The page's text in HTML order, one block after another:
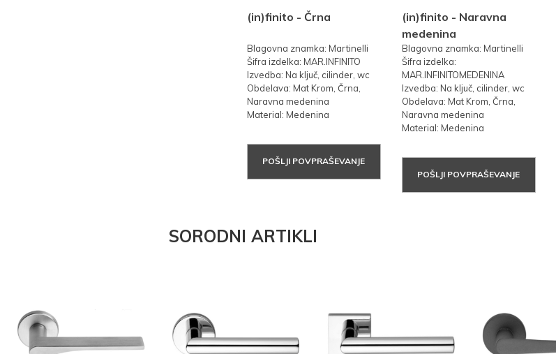
(in)finito - Črna
Blagovna znamka: Martinelli
Šifra izdelka: MAR.INFINITO
Izvedba: Na ključ, cilinder, wc
Obdelava: Mat Krom, Črna,
Naravna medenina
Material: Medenina
POŠLJI POVPRAŠEVANJE
(in)finito - Naravna
medenina
Blagovna znamka: Martinelli
Šifra izdelka:
MAR.INFINITOMEDENINA
Izvedba: Na ključ, cilinder, wc
Obdelava: Mat Krom, Črna,
Naravna medenina
Material: Medenina
POŠLJI POVPRAŠEVANJE
SORODNI ARTIKLI